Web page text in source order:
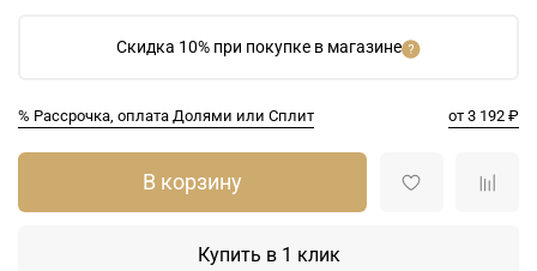
Скидка 10% при покупке в магазине
% Рассрочка, оплата Долями или Сплит от 3 192 ₽
В корзину
Купить в 1 клик